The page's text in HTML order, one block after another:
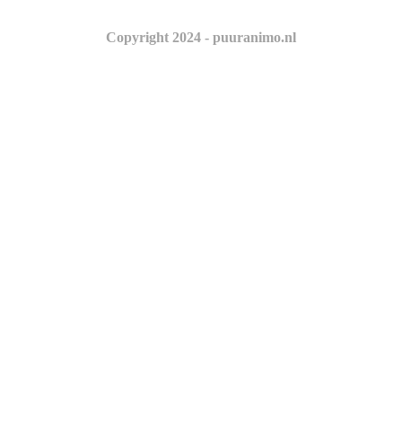
Copyright 2024 - puuranimo.nl